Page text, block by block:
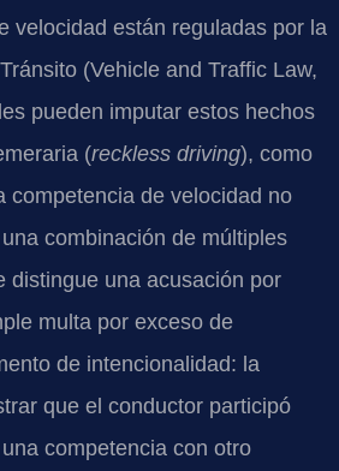
velocidad están reguladas por la
(Vehicle and Traffic Law,
pueden imputar estos hechos
(reckless driving), como
competencia de velocidad no
combinación de múltiples
distingue una acusación por
multa por exceso de
de intencionalidad: la
que el conductor participó
competencia con otro